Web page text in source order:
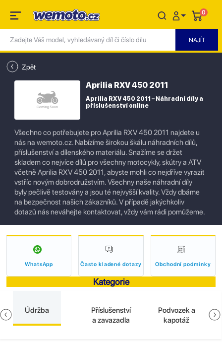
0
Zpět
Aprilia RXV 450 2011
Aprilia RXV 450 2011 – Náhradní díly a
příslušenství online
Všechno co potřebujete pro Aprilia RXV 450 2011 najdete u
nás na wemoto.cz. Nabízíme širokou škálu náhradních dílů,
příslušenství a dílenského materiálu. Snažíme se držet
skladem co nejvíce dílů pro všechny motocykly, skútry a ATV
včetně Aprilia RXV 450 2011, abyste mohli co nejdříve vyrazit
vstříc novým dobrodružstvím. Všechny naše náhradní díly
byly pečlivě testovány a jsou té nejvyšší kvality. Vždy dbáme
na bezpečnost našich zákazníků. V případě jakýchkoliv
dotazů nás neváhejte kontaktovat, vždy vám rádi pomůžeme.
WhatsApp Často kladené dotazy Obchodní podmínky
Kategorie
Údržba
Příslušenství
a zavazadla
Podvozek a
kapotáž